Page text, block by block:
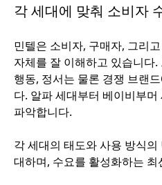
각 세대에 맞춰 소비자
민텔은 소비자, 구매자, 그리
자체를 잘 이해하고 있습니다
행동, 정서는 물론 경쟁 브랜
다. 알파 세대부터 베이비부
파악합니다.
각 세대의 태도와 사용 방식
대하며, 수요를 활성화하는